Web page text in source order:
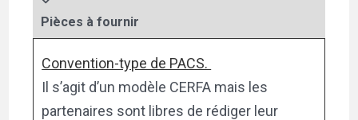
Pièces à fournir
Convention-type de PACS.
Il s’agit d’un modèle CERFA mais les
partenaires sont libres de rédiger leur